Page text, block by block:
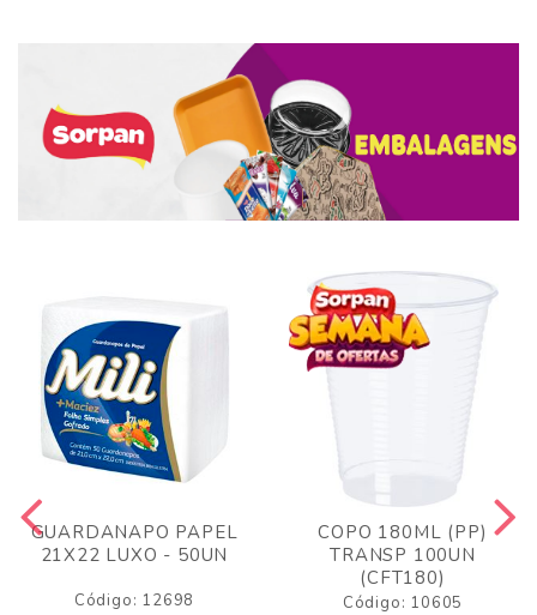
GUARDANAPO PAPEL
21X22 LUXO - 50UN
Código: 12698
COPO 180ML (PP)
TRANSP 100UN
(CFT180)
Código: 10605